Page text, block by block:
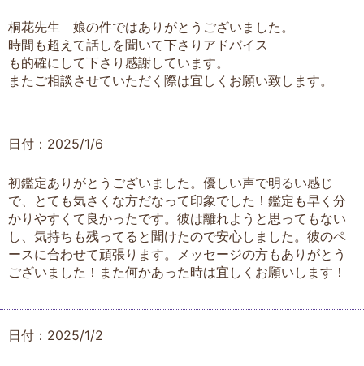
桐花先生 娘の件ではありがとうございました。
時間も超えて話しを聞いて下さりアドバイス
も的確にして下さり感謝しています。
またご相談させていただく際は宜しくお願い致します。
日付：2025/1/6
初鑑定ありがとうございました。優しい声で明るい感じ
で、とても気さくな方だなって印象でした！鑑定も早く分
かりやすくて良かったです。彼は離れようと思ってもない
し、気持ちも残ってると聞けたので安心しました。彼のペ
ースに合わせて頑張ります。メッセージの方もありがとう
ございました！また何かあった時は宜しくお願いします！
日付：2025/1/2